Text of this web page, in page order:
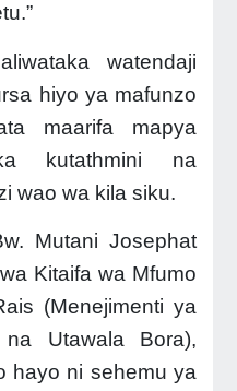
watendaji
hiyo ya mafunzo
maarifa mapya
kutathmini na
wao wa kila siku.
Mutani Josephat
Kitaifa wa Mfumo
(Menejimenti ya
Utawala Bora),
hayo ni sehemu ya